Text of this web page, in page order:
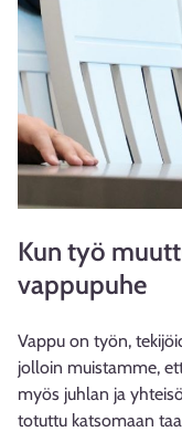
Kun työ
vappupuhe
Vappu on työn,
jolloin muistamme,
myös juhlan ja
totuttu katsomaan